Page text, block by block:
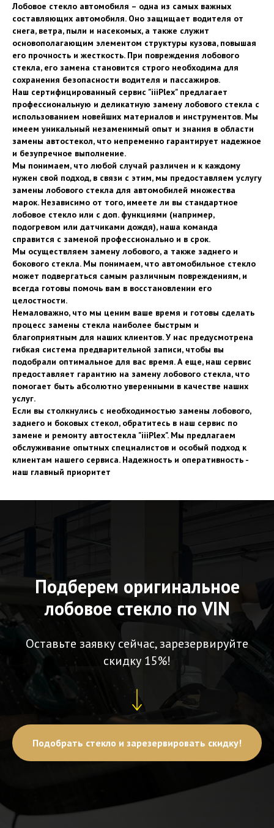
Лобовое стекло автомобиля – одна из самых важных
составляющих автомобиля. Оно защищает водителя от
снега, ветра, пыли и насекомых, а также служит
основополагающим элементом структуры кузова, повышая
его прочность и жесткость. При повреждения лобового
стекла, его замена становится строго необходима для
сохранения безопасности водителя и пассажиров.
Наш сертифицированный сервис "iiiPlex" предлагает
профессиональную и деликатную замену лобового стекла с
использованием новейших материалов и инструментов. Мы
имеем уникальный незаменимый опыт и знания в области
замены автостекол, что непременно гарантирует надежное
и безупречное выполнение.
Мы понимаем, что любой случай различен и к каждому
нужен свой подход, в связи с этим, мы предоставляем услугу
замены лобового стекла для автомобилей множества
марок. Независимо от того, имеете ли вы стандартное
лобовое стекло или с доп. функциями (например,
подогревом или датчиками дождя), наша команда
справится с заменой профессионально и в срок.
Мы осуществляем замену лобового, а также заднего и
бокового стекла. Мы понимаем, что автомобильное стекло
может подвергаться самым различным повреждениям, и
всегда готовы помочь вам в восстановлении его
целостности.
Немаловажно, что мы ценим ваше время и готовы сделать
процесс замены стекла наиболее быстрым и
благоприятным для наших клиентов. У нас предусмотрена
гибкая система предварительной записи, чтобы вы
подобрали оптимальное для вас время. А еще, наш сервис
предоставляет гарантию на замену лобового стекла, что
помогает быть абсолютно уверенными в качестве наших
услуг.
Если вы столкнулись с необходимостью замены лобового,
заднего и боковых стекол, обратитесь в наш сервис по
замене и ремонту автостекла "iiiPlex". Мы предлагаем
обслуживание опытных специалистов и особый подход к
клиентам нашего сервиса. Надежность и оперативность -
наш главный приоритет
Подберем оригинальное
лобовое стекло по VIN
Оставьте заявку сейчас, зарезервируйте
скидку 15%!
Подобрать стекло и зарезервировать скидку!